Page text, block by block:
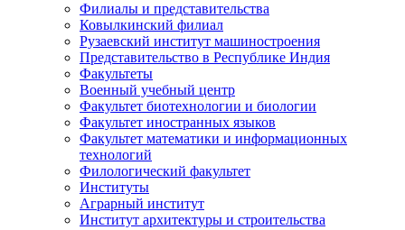
Филиалы и представительства
Ковылкинский филиал
Рузаевский институт машиностроения
Представительство в Республике Индия
Факультеты
Военный учебный центр
Факультет биотехнологии и биологии
Факультет иностранных языков
Факультет математики и информационных
технологий
Филологический факультет
Институты
Аграрный институт
Институт архитектуры и строительства